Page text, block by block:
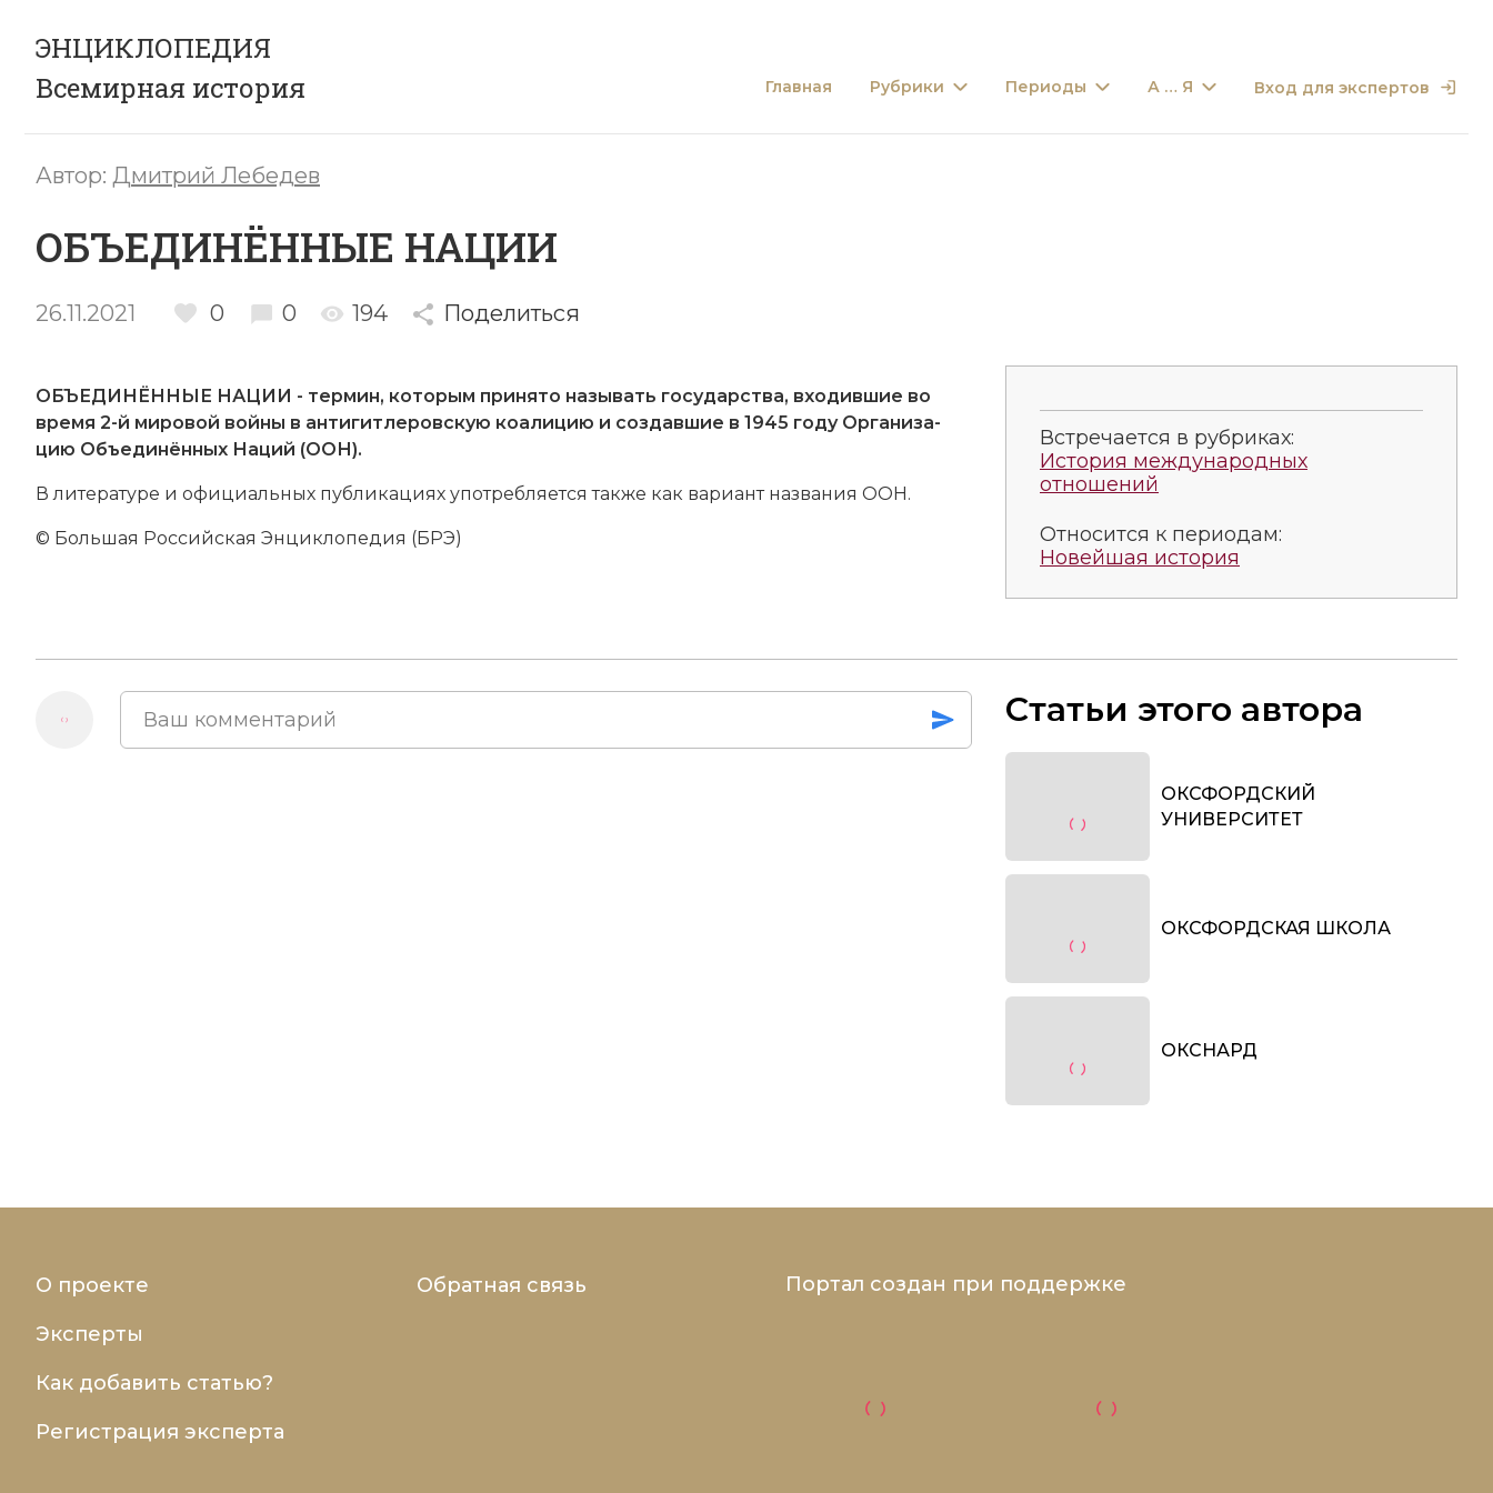
ЭНЦИКЛОПЕДИЯ
Всемирная история
Главная Рубрики Периоды А … Я Вход для экспертов
Автор: Дмитрий Лебедев
ОБЪЕДИНЁННЫЕ НАЦИИ
26.11.2021 0 0 194 Поделиться
ОБЪЕДИНЁННЫЕ НАЦИИ - тер­мин, ко­то­рым при­ня­то на­зы­вать го­су­дар­ст­ва, вхо­див­шие во
вре­мя 2-й ми­ро­вой вой­ны в ан­ти­гит­ле­ров­скую коа­ли­цию и соз­дав­шие в 1945 году Ор­га­ни­за­
цию Объ­е­ди­нён­ных На­ций (ООН).
В литературе и официальных пуб­ли­ка­ци­ях упот­реб­ля­ет­ся так­же как ва­ри­ант наз­ва­ния ООН.
© Большая Российская Энциклопедия (БРЭ)
Встречается в рубриках:
История международных
отношений
Относится к периодам:
Новейшая история
Статьи этого автора
ОКСФОРДСКИЙ
УНИВЕРСИТЕТ
ОКСФОРДСКАЯ ШКОЛА
ОКСНАРД
О проекте
Эксперты
Как добавить статью?
Регистрация эксперта
Обратная связь Портал создан при поддержке